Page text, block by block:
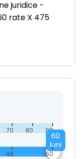
juridice -
rate X 475
70 80 90
60
luni
48 60